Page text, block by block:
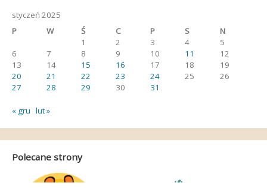
styczeń 2025
P
W Ś C P S
N
1
2 3 4
5
6
7 8 9 10 11
12
13
14 15 16 17 18
19
20
21 22 23 24 25
26
27
28 29 30 31
« gru lut »
Polecane strony